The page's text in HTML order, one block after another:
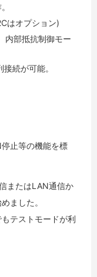
はオプション)
内部抵抗制御モー
続が可能。
止等の機能を標
またはLAN通信か
ました。
テストモードが利